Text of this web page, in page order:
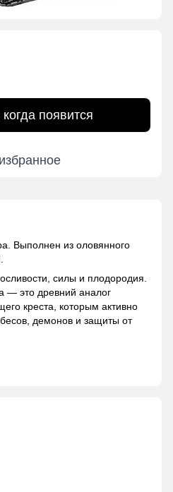
появится
Выполнен из оловянного
силы и плодородия.
— это древний аналог
креста, которым активно
демонов и защиты от